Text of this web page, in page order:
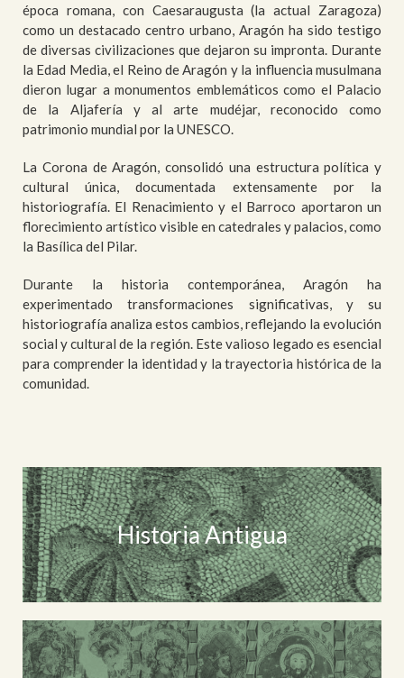
época romana, con Caesaraugusta (la actual Zaragoza)
como un destacado centro urbano, Aragón ha sido testigo
de diversas civilizaciones que dejaron su impronta. Durante
la Edad Media, el Reino de Aragón y la influencia musulmana
dieron lugar a monumentos emblemáticos como el Palacio
de la Aljafería y al arte mudéjar, reconocido como
patrimonio mundial por la UNESCO.
La Corona de Aragón, consolidó una estructura política y
cultural única, documentada extensamente por la
historiografía. El Renacimiento y el Barroco aportaron un
florecimiento artístico visible en catedrales y palacios, como
la Basílica del Pilar.
Durante la historia contemporánea, Aragón ha
experimentado transformaciones significativas, y su
historiografía analiza estos cambios, reflejando la evolución
social y cultural de la región. Este valioso legado es esencial
para comprender la identidad y la trayectoria histórica de la
comunidad.
Historia Antigua